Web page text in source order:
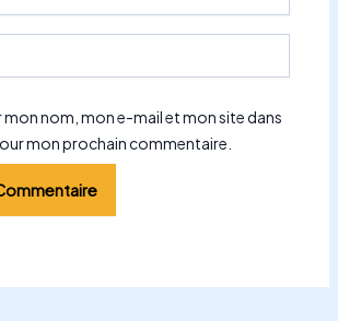
mon nom, mon e-mail et mon site dans
mon prochain commentaire.